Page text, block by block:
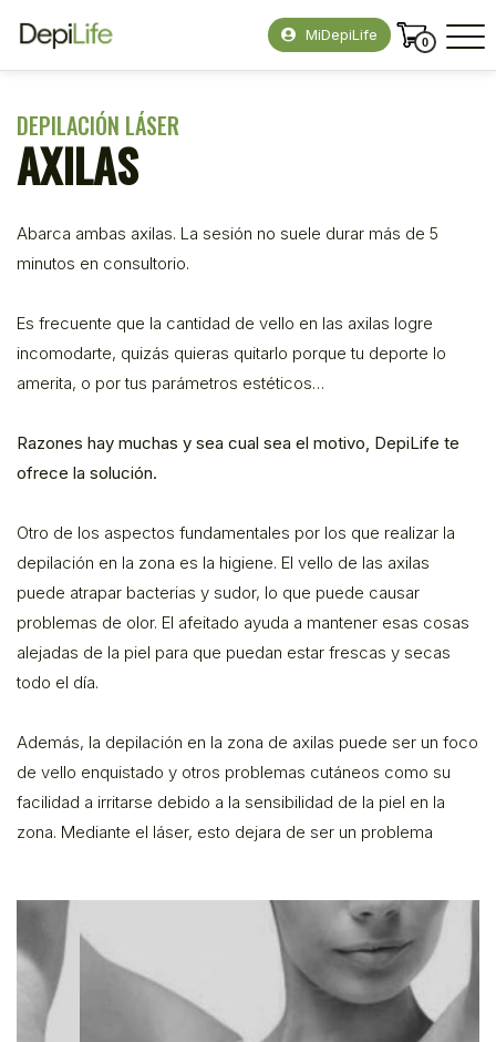
MiDepiLife 0
DEPILACIÓN LÁSER
AXILAS
Abarca ambas axilas. La sesión no suele durar más de 5
minutos en consultorio.
Es frecuente que la cantidad de vello en las axilas logre
incomodarte, quizás quieras quitarlo porque tu deporte lo
amerita, o por tus parámetros estéticos…
Razones hay muchas y sea cual sea el motivo, DepiLife te
ofrece la solución.
Otro de los aspectos fundamentales por los que realizar la
depilación en la zona es la higiene. El vello de las axilas
puede atrapar bacterias y sudor, lo que puede causar
problemas de olor. El afeitado ayuda a mantener esas cosas
alejadas de la piel para que puedan estar frescas y secas
todo el día.
Además, la depilación en la zona de axilas puede ser un foco
de vello enquistado y otros problemas cutáneos como su
facilidad a irritarse debido a la sensibilidad de la piel en la
zona. Mediante el láser, esto dejara de ser un problema